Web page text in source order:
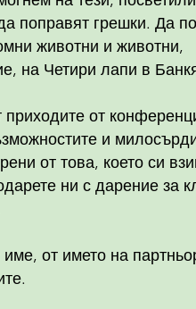
поправят грешки. Да
животни и животни,
на Четири лапи в
от
и
от това, което си
ни с дарение за
от името на